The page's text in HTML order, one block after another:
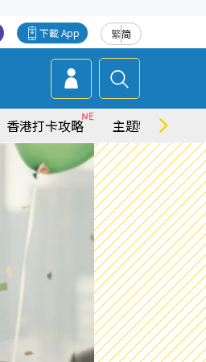
繁简
下載 App
香港打卡攻略 主题特集